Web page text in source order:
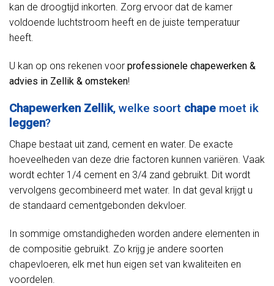
kan de droogtijd inkorten. Zorg ervoor dat de kamer
voldoende luchtstroom heeft en de juiste temperatuur
heeft.
U kan op ons rekenen voor professionele chapewerken &
advies in Zellik & omsteken!
Chapewerken Zellik, welke soort chape moet ik
leggen?
Chape bestaat uit zand, cement en water. De exacte
hoeveelheden van deze drie factoren kunnen variëren. Vaak
wordt echter 1/4 cement en 3/4 zand gebruikt. Dit wordt
vervolgens gecombineerd met water. In dat geval krijgt u
de standaard cementgebonden dekvloer.
In sommige omstandigheden worden andere elementen in
de compositie gebruikt. Zo krijg je andere soorten
chapevloeren, elk met hun eigen set van kwaliteiten en
voordelen.